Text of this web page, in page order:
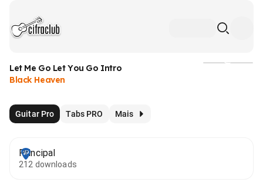
Let Me Go Let You Go Intro
Black Heaven
Guitar Pro Tabs PRO Mais
Principal
212 downloads